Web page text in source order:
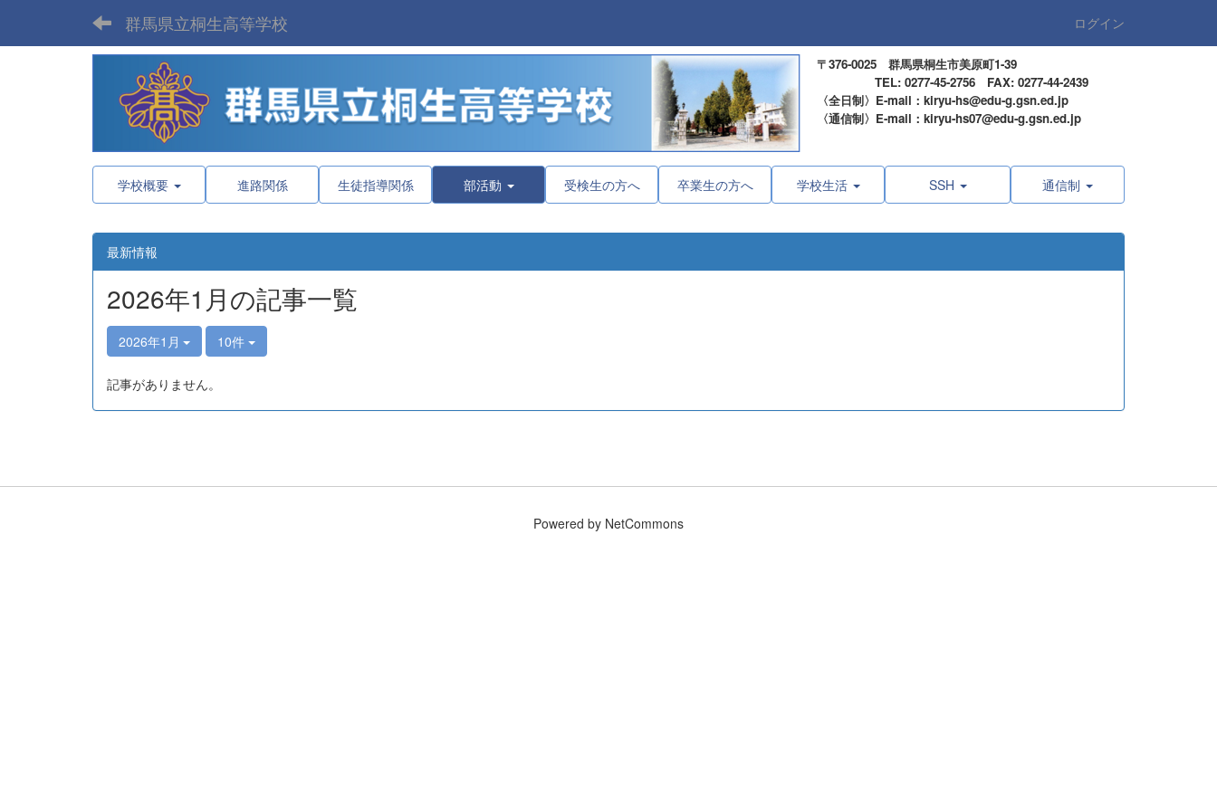
群馬県立桐生高等学校 ログイン
〒376-0025 群馬県桐生市美原町1-39
TEL: 0277-45-2756 FAX: 0277-44-2439
〈全日制〉E-mail：kiryu-hs@edu-g.gsn.ed.jp
〈通信制〉E-mail：kiryu-hs07@edu-g.gsn.ed.jp
学校概要 進路関係 生徒指導関係 部活動 受検生の方へ 卒業生の方へ 学校生活 SSH 通信制
最新情報
2026年1月の記事一覧
2026年1月 10件
記事がありません。
Powered by NetCommons